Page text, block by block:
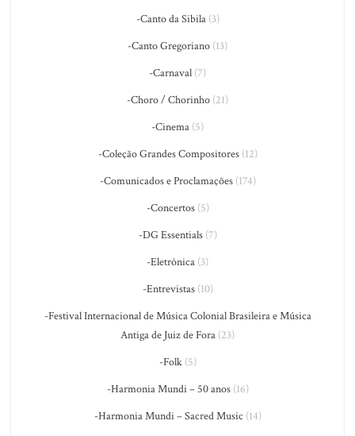
-Canto da Sibila(3)
-Canto Gregoriano (13)
-Carnaval (7)
-Choro / Chorinho (21)
-Cinema (5)
-Coleção Grandes Compositores(12)
-Comunicados e Proclamações(174)
-Concertos(5)
-DG Essentials(7)
-Eletrônica (3)
-Entrevistas(10)
-Festival Internacional de Música Colonial Brasileira e Música
Antiga de Juiz de Fora (23)
-Folk(5)
-Harmonia Mundi – 50 anos(16)
-Harmonia Mundi – Sacred Music (14)